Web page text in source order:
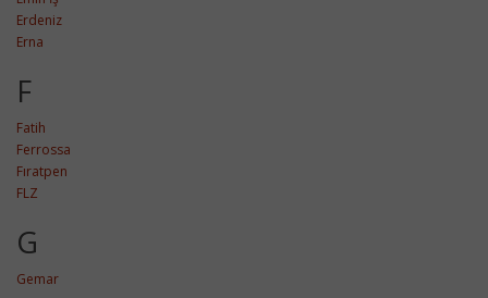
Erdeniz
Erna
F
Fatih
Ferrossa
Fıratpen
FLZ
G
Gemar